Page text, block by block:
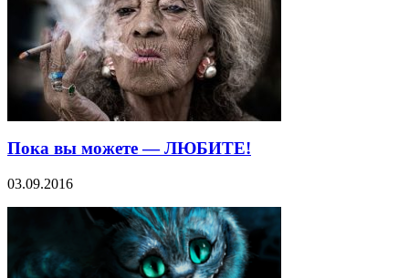
Пока вы можете — ЛЮБИТЕ!
03.09.2016